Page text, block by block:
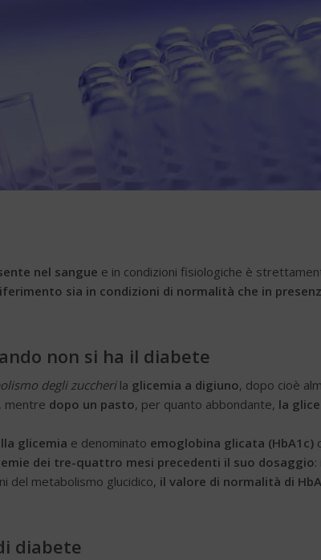
nel sangue e in condizioni fisiologiche è
sia in condizioni di normalità che in
non si ha il diabete
degli zuccheri la glicemia a digiuno, dopo cioè
, mentre dopo un pasto, per quanto abbondante, la
glicemia e denominato emoglobina glicata (HbA1c)
dei tre-quattro mesi precedenti il suo dosaggio:
del metabolismo glucidico, il valore di normalità di
diabete